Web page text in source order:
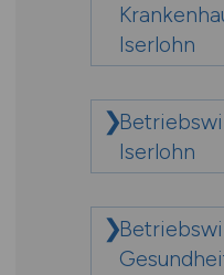
Iserlohn
Iserlohn